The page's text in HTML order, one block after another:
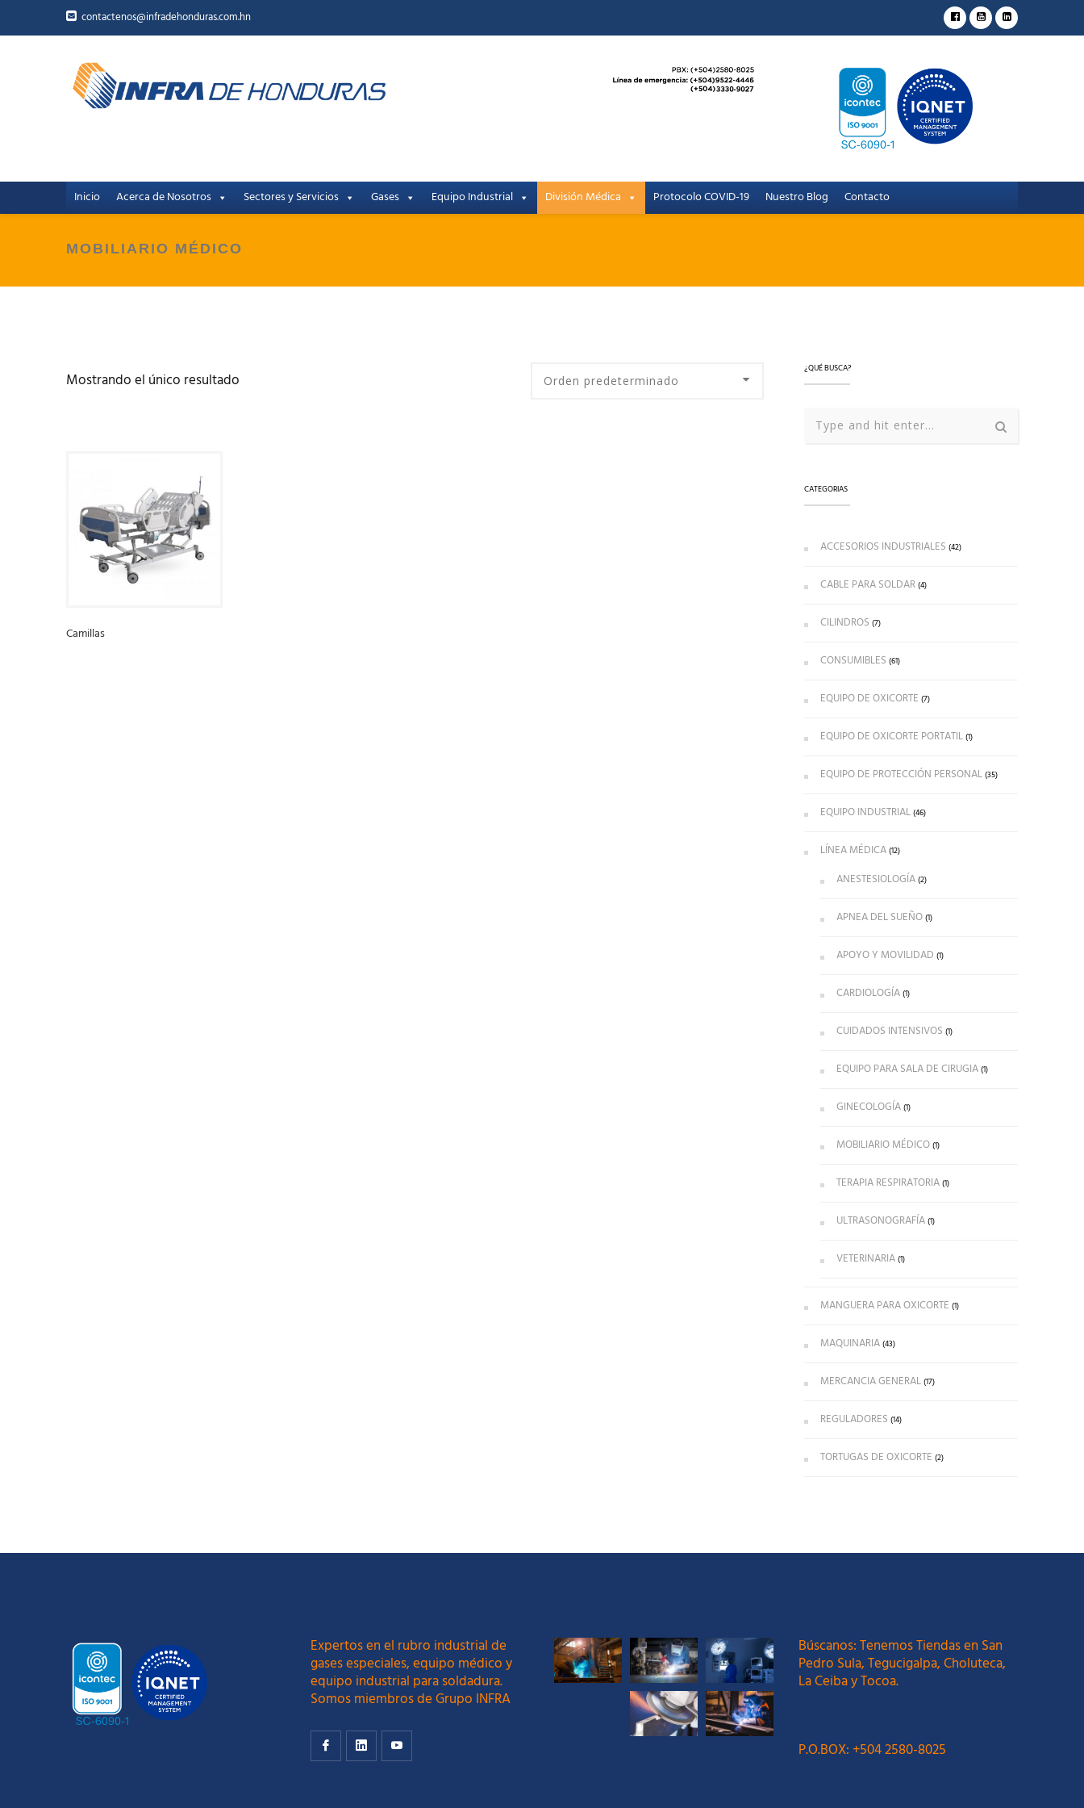
contactenos@infradehonduras.com.hn
Inicio Acerca de Nosotros Sectores y Servicios Gases Equipo Industrial División Médica Protocolo COVID-19 Nuestro Blog Contacto
MOBILIARIO MÉDICO
Mostrando el único resultado
Camillas
¿QUÉ BUSCA?
CATEGORIAS
ACCESORIOS INDUSTRIALES (42)
CABLE PARA SOLDAR(4)
CILINDROS (7)
CONSUMIBLES (61)
EQUIPO DE OXICORTE (7)
EQUIPO DE OXICORTE PORTATIL(1)
EQUIPO DE PROTECCIÓN PERSONAL(35)
EQUIPO INDUSTRIAL(46)
LÍNEA MÉDICA(12)
ANESTESIOLOGÍA(2)
APNEA DEL SUEÑO(1)
APOYO Y MOVILIDAD (1)
CARDIOLOGÍA(1)
CUIDADOS INTENSIVOS (1)
EQUIPO PARA SALA DE CIRUGIA(1)
GINECOLOGÍA(1)
MOBILIARIO MÉDICO(1)
TERAPIA RESPIRATORIA(1)
ULTRASONOGRAFÍA(1)
VETERINARIA(1)
MANGUERA PARA OXICORTE (1)
MAQUINARIA(43)
MERCANCIA GENERAL(17)
REGULADORES (14)
TORTUGAS DE OXICORTE (2)
Expertos en el rubro industrial de
gases especiales, equipo médico y
equipo industrial para soldadura.
Somos miembros de Grupo INFRA
Búscanos: Tenemos Tiendas en San
Pedro Sula, Tegucigalpa, Choluteca,
La Ceiba y Tocoa.
P.O.BOX: +504 2580-8025